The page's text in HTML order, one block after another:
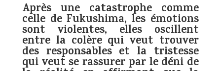
Après une catastrophe comme
celle de Fukushima, les émotions
sont violentes, elles oscillent
entre la colère qui veut trouver
des responsables et la tristesse
qui veut se rassurer par le déni de